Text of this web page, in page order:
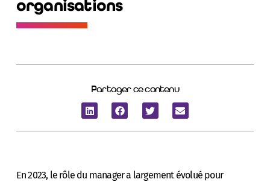
organisations
Partager ce contenu
En 2023, le rôle du manager a largement évolué pour